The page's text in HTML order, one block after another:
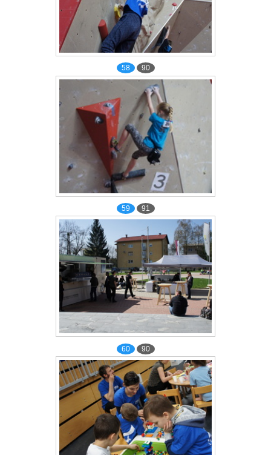
58 90
59 91
60 90